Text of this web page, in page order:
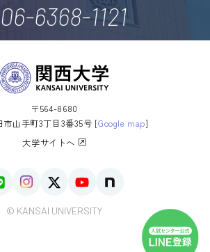
06-6368-1121
〒564-8680
市山手町3丁目3番35号 [Google map]
大学サイトへ
© KANSAI UNIVERSITY